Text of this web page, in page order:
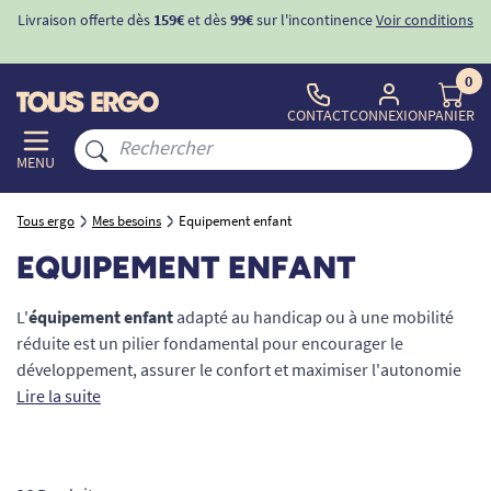
-10%avec le code "BIENVENUE" pourla 1ère commande
MENU
CONTACTCONNEXION
0
PANIER
Tous ergo Mes besoins Equipement enfant
EQUIPEMENT ENFANT
L'équipement enfant adapté au handicap ou à une mobilité
réduite est un pilier fondamental pour encourager le
développement, assurer le confort et maximiser l'autonomie
des plus jeunes. Chez TOUS ERGO, nous proposons une
Lire la suite